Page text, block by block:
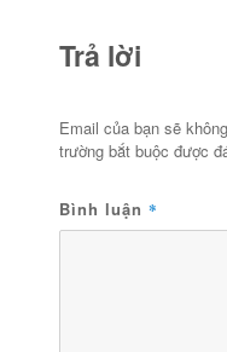
Trả lời
Email của bạn sẽ
trường bắt buộc được
Bình luận *